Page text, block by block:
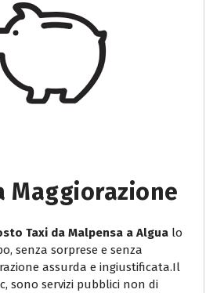
Maggiorazione
Taxi da Malpensa a Algua lo
senza sorprese e senza
assurda e ingiustificata.Il
sono servizi pubblici non di